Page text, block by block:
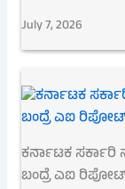
July 7, 2026
ಕರ್ನಾಟಕ
ಬಂದ್ರೆ ಎಐ